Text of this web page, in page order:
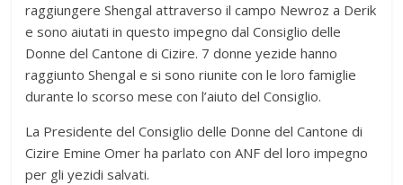
raggiungere Shengal attraverso il campo Newroz a Derik
e sono aiutati in questo impegno dal Consiglio delle
Donne del Cantone di Cizire. 7 donne yezide hanno
raggiunto Shengal e si sono riunite con le loro famiglie
durante lo scorso mese con l’aiuto del Consiglio.
La Presidente del Consiglio delle Donne del Cantone di
Cizire Emine Omer ha parlato con ANF del loro impegno
per gli yezidi salvati.